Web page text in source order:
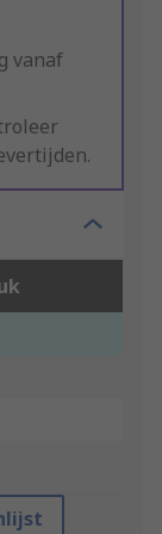
vanaf